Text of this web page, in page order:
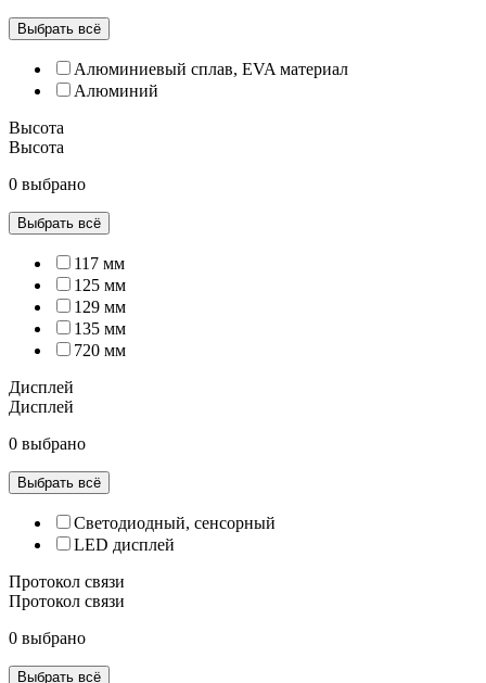
Выбрать всё
Алюминиевый сплав, EVA материал
Алюминий
Высота
Высота
0 выбрано
Выбрать всё
117 мм
125 мм
129 мм
135 мм
720 мм
Дисплей
Дисплей
0 выбрано
Выбрать всё
Cветодиодный, сенсорный
LED дисплей
Протокол связи
Протокол связи
0 выбрано
Выбрать всё